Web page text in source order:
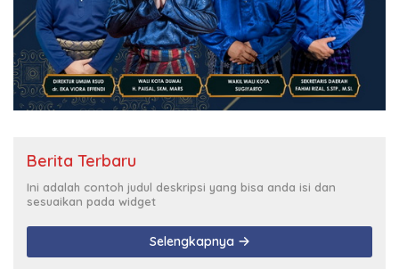
Berita Terbaru
Ini adalah contoh judul deskripsi yang bisa anda isi dan
sesuaikan pada widget
Selengkapnya